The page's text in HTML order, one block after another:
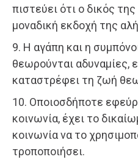
πιστεύει ότι ο δικός
μοναδική εκδοχή της
9. Η αγάπη και η
θεωρούνται αδυναμίες,
καταστρέφει τη ζωή
10. Οποιοσδήποτε
κοινωνία, έχει το
κοινωνία να το
τροποποιήσει.